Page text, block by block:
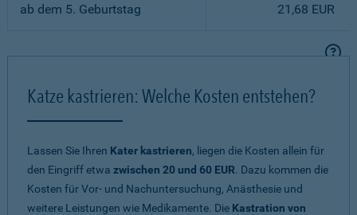
ab dem 5. Geburtstag 21,68 EUR
Katze kastrieren: Welche Kosten entstehen?
Lassen Sie Ihren Kater kastrieren, liegen die Kosten allein für
den Eingriff etwa zwischen 20 und 60 EUR. Dazu kommen die
Kosten für Vor- und Nachuntersuchung, Anästhesie und
weitere Leistungen wie Medikamente. Die Kastration von